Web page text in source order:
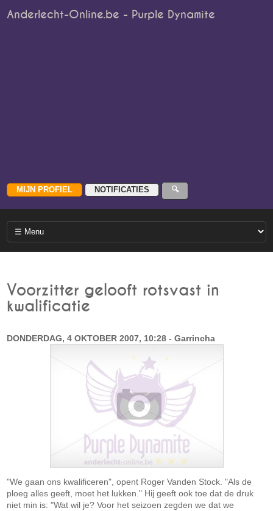
Anderlecht-Online.be - Purple Dynamite
Voorzitter gelooft rotsvast in
kwalificatie
DONDERDAG, 4 OKTOBER 2007, 10:28 - Garrincha
"We gaan ons kwalificeren", opent Roger Vanden Stock. "Als de
ploeg alles geeft, moet het lukken." Hij geeft ook toe dat de druk
niet min is: "Wat wil je? Voor het seizoen zegden we dat we